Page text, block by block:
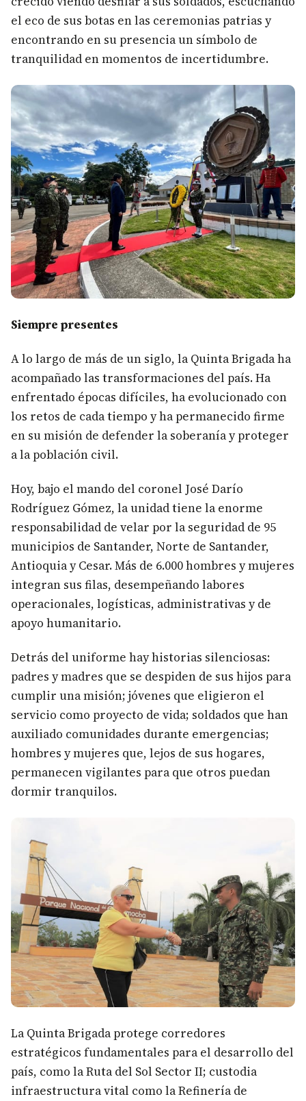
el eco de sus botas en las ceremonias patrias y
encontrando en su presencia un símbolo de
tranquilidad en momentos de incertidumbre.
Siempre presentes
A lo largo de más de un siglo, la Quinta Brigada ha
acompañado las transformaciones del país. Ha
enfrentado épocas difíciles, ha evolucionado con
los retos de cada tiempo y ha permanecido firme
en su misión de defender la soberanía y proteger
a la población civil.
Hoy, bajo el mando del coronel José Darío
Rodríguez Gómez, la unidad tiene la enorme
responsabilidad de velar por la seguridad de 95
municipios de Santander, Norte de Santander,
Antioquia y Cesar. Más de 6.000 hombres y mujeres
integran sus filas, desempeñando labores
operacionales, logísticas, administrativas y de
apoyo humanitario.
Detrás del uniforme hay historias silenciosas:
padres y madres que se despiden de sus hijos para
cumplir una misión; jóvenes que eligieron el
servicio como proyecto de vida; soldados que han
auxiliado comunidades durante emergencias;
hombres y mujeres que, lejos de sus hogares,
permanecen vigilantes para que otros puedan
dormir tranquilos.
La Quinta Brigada protege corredores
estratégicos fundamentales para el desarrollo del
país, como la Ruta del Sol Sector II; custodia
infraestructura vital como la Refinería de